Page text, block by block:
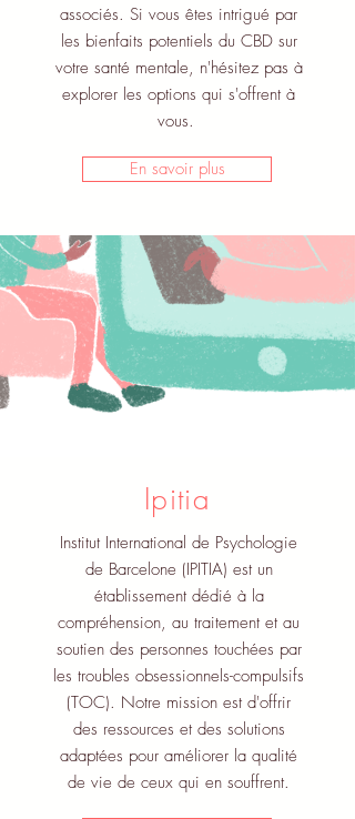
associés. Si vous êtes intrigué par
les bienfaits potentiels du CBD sur
votre santé mentale, n'hésitez pas à
explorer les options qui s'offrent à
vous.
En savoir plus
Ipitia
Institut International de Psychologie
de Barcelone (IPITIA) est un
établissement dédié à la
compréhension, au traitement et au
soutien des personnes touchées par
les troubles obsessionnels-compulsifs
(TOC). Notre mission est d'offrir
des ressources et des solutions
adaptées pour améliorer la qualité
de vie de ceux qui en souffrent.